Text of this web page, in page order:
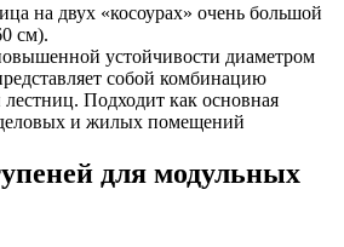
на двух «косоурах» очень большой
см).
устойчивости диаметром
собой комбинацию
Подходит как основная
и жилых помещений
для модульных